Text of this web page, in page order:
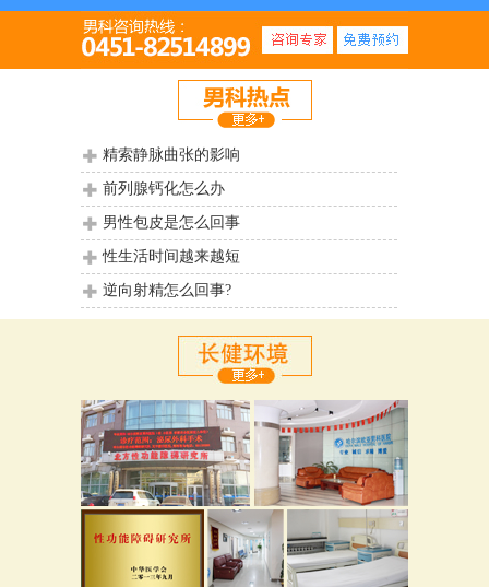
精索静脉曲张的影响
前列腺钙化怎么办
男性包皮是怎么回事
性生活时间越来越短
逆向射精怎么回事?